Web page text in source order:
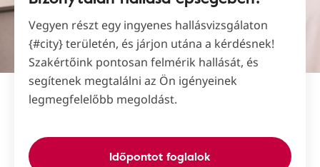
Vegyen részt egy ingyenes hallásvizsgálaton
{#city} területén, és járjon utána a kérdésnek!
Szakértőink pontosan felmérik hallását, és
segítenek megtalálni az Ön igényeinek
legmegfelelőbb megoldást.
Időpontot foglalok